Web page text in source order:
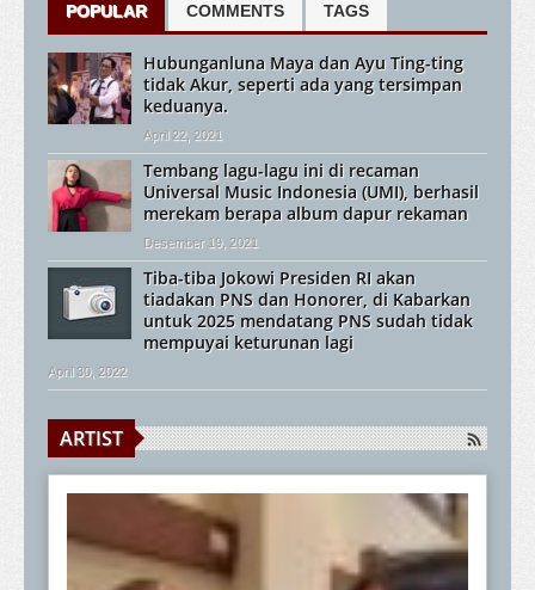
POPULAR COMMENTS TAGS
Hubunganluna Maya dan Ayu Ting-ting
tidak Akur, seperti ada yang tersimpan
keduanya.
April 22, 2021
Tembang lagu-lagu ini di recaman
Universal Music Indonesia (UMI), berhasil
merekam berapa album dapur rekaman
Desember 19, 2021
Tiba-tiba Jokowi Presiden RI akan
tiadakan PNS dan Honorer, di Kabarkan
untuk 2025 mendatang PNS sudah tidak
mempuyai keturunan lagi
April 30, 2022
ARTIST